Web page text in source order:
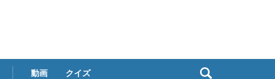
動画 クイズ